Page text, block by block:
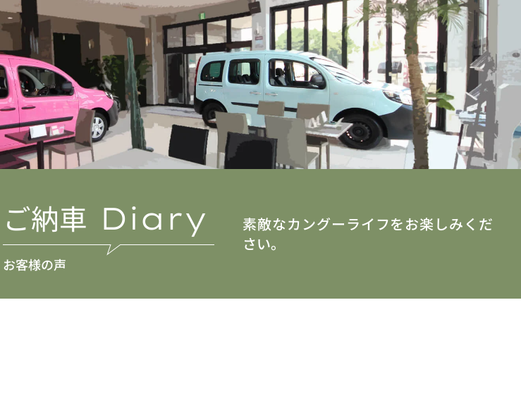
ご納車 Diary
お客様の声
素敵なカングーライフをお楽しみくだ
さい。